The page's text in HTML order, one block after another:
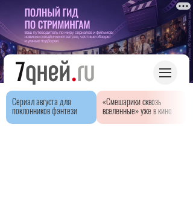
Сериал августа для
поклонников фэнтези
«Смешарики сквозь
вселенные» уже в кино